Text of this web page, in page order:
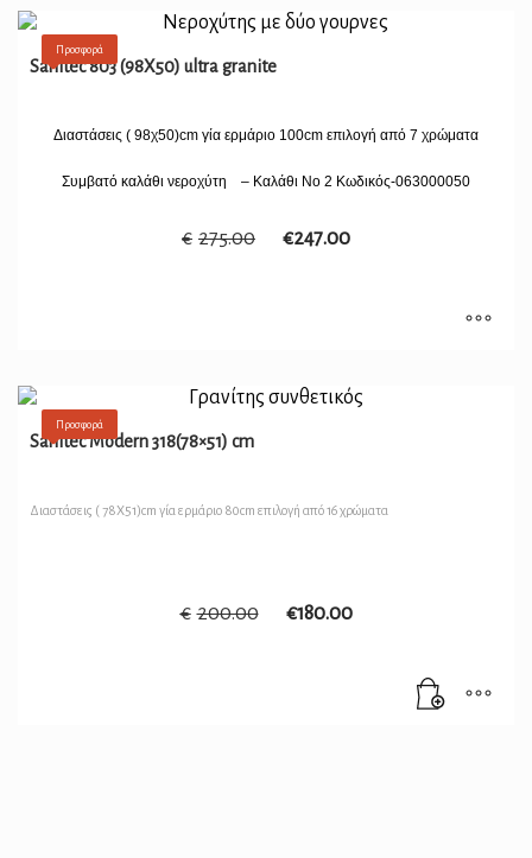
Προσφορά
Sanitec 803 (98X50) ultra granite
Διαστάσεις ( 98χ50)cm γία ερμάριο 100cm επιλογή από 7 χρώματα
Συμβατό καλάθι νεροχύτη – Καλάθι Νο 2 Κωδικός-063000050
€ 275.00 €247.00
Προσφορά
Sanitec Modern 318(78×51) cm
Διαστάσεις ( 78Χ51)cm γία ερμάριο 80cm επιλογή από 16 χρώματα
€ 200.00 €180.00